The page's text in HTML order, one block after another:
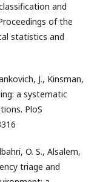
and
of the
statistics and
J., Kinsman,
a systematic
PloS
O. S., Alsalem,
triage and